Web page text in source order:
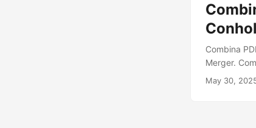
Combina
Merger.
May 30,